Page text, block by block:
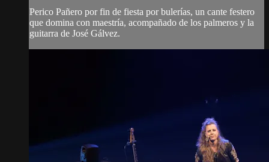
Perico Pañero por fin de fiesta por bulerías, un cante festero
que domina con maestría, acompañado de los palmeros y la
guitarra de José Gálvez.